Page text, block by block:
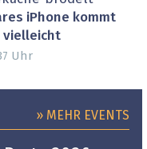
iPhone kommt
vielleicht
Uhr
» MEHR EVENTS